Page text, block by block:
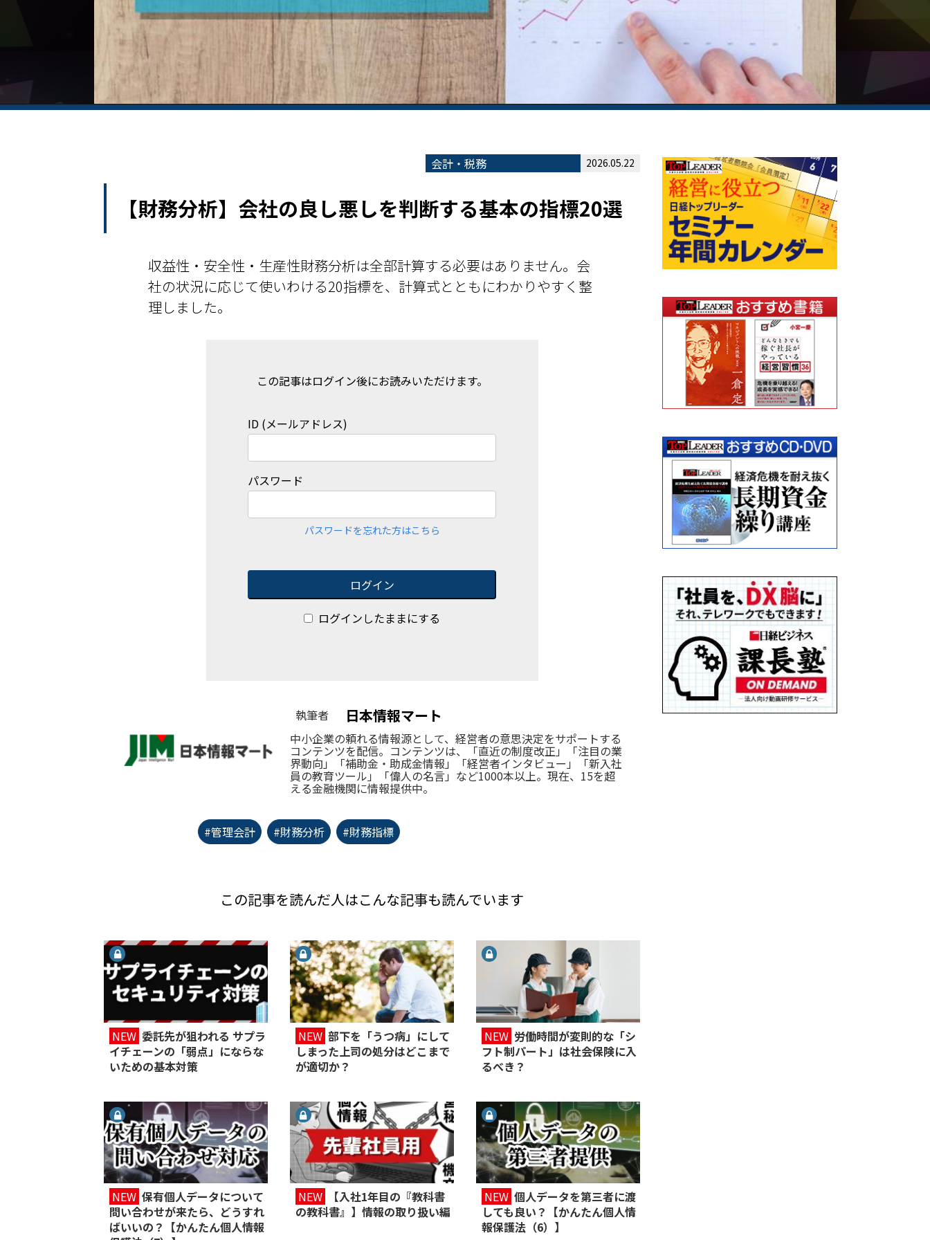
会計・税務 2026.05.22
【財務分析】会社の良し悪しを判断する基本の指標20選
収益性・安全性・生産性――財務分析は全部計算する必要はありません。会
社の状況に応じて使いわける20指標を、計算式とともにわかりやすく整
理しました。
この記事はログイン後にお読みいただけます。
ID (メールアドレス)
パスワード
パスワードを忘れた方はこちら
ログイン
ログインしたままにする
執筆者 日本情報マート
中小企業の頼れる情報源として、経営者の意思決定をサポートする
コンテンツを配信。コンテンツは、「直近の制度改正」「注目の業
界動向」「補助金・助成金情報」「経営者インタビュー」「新入社
員の教育ツール」「偉人の名言」など1000本以上。現在、15を超
える金融機関に情報提供中。
#管理会計 #財務分析 #財務指標
この記事を読んだ人はこんな記事も読んでいます
NEW 委託先が狙われる サプラ
イチェーンの「弱点」にならな
いための基本対策
NEW 部下を「うつ病」にして
しまった上司の処分はどこまで
が適切か？
NEW 労働時間が変則的な「シ
フト制パート」は社会保険に入
るべき？
NEW 保有個人データについて
問い合わせが来たら、どうすれ
ばいいの？【かんたん個人情報
NEW
【入社1年目の『教科書
の教科書』】情報の取り扱い編
NEW 個人データを第三者に渡
しても良い？【かんたん個人情
報保護法（6）】